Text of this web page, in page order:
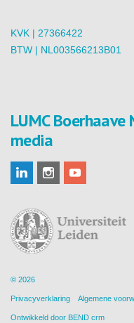
KVK | 27366422
BTW | NL003566213B01
LUMC
media
© 2026
Privacyverklaring Algemene
Ontwikkeld door BEND crm